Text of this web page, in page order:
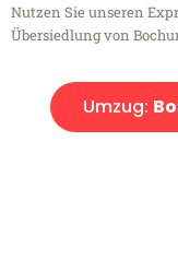
Nutzen Sie unseren
Übersiedlung von
Umzug: